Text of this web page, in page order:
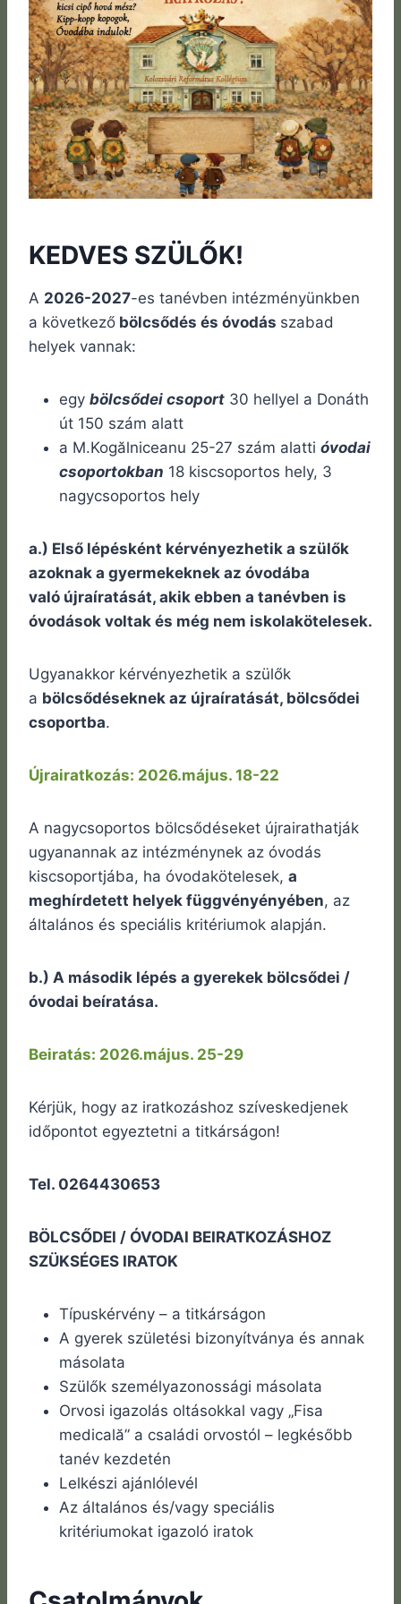
KEDVES SZÜLŐK!
A 2026-2027-es tanévben intézményünkben
a következő bölcsődés és óvodás szabad
helyek vannak:
egy bölcsődei csoport 30 hellyel a Donáth
út 150 szám alatt
a M.Kogălniceanu 25-27 szám alatti óvodai
csoportokban 18 kiscsoportos hely, 3
nagycsoportos hely
a.) Első lépésként kérvényezhetik a szülők
azoknak a gyermekeknek az óvodába
való újraíratását, akik ebben a tanévben is
óvodások voltak és még nem iskolakötelesek.
Ugyanakkor kérvényezhetik a szülők
a bölcsődéseknek az újraíratását, bölcsődei
csoportba.
Újrairatkozás: 2026.május. 18-22
A nagycsoportos bölcsődéseket újrairathatják
ugyanannak az intézménynek az óvodás
kiscsoportjába, ha óvodakötelesek, a
meghírdetett helyek függvényényében, az
általános és speciális kritériumok alapján.
b.) A második lépés a gyerekek bölcsődei /
óvodai beíratása.
Beiratás: 2026.május. 25-29
Kérjük, hogy az iratkozáshoz szíveskedjenek
időpontot egyeztetni a titkárságon!
Tel. 0264430653
BÖLCSŐDEI / ÓVODAI BEIRATKOZÁSHOZ
SZÜKSÉGES IRATOK
Típuskérvény – a titkárságon
A gyerek születési bizonyítványa és annak
másolata
Szülők személyazonossági másolata
Orvosi igazolás oltásokkal vagy „Fisa
medicală” a családi orvostól – legkésőbb
tanév kezdetén
Lelkészi ajánlólevél
Az általános és/vagy speciális
kritériumokat igazoló iratok